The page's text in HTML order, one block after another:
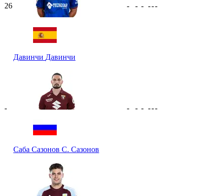
26
Давинчи Давинчи
- - - ---
-
Саба Сазонов С. Сазонов
- - - ---